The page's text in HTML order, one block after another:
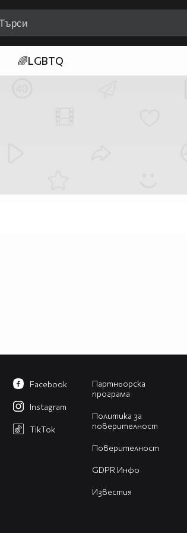
🌈LGBTQ
Партньорска
програма
Политика за
поверителност
Поверителност
GDPR Инфо
Известия
Facebook
Instagram
TikTok